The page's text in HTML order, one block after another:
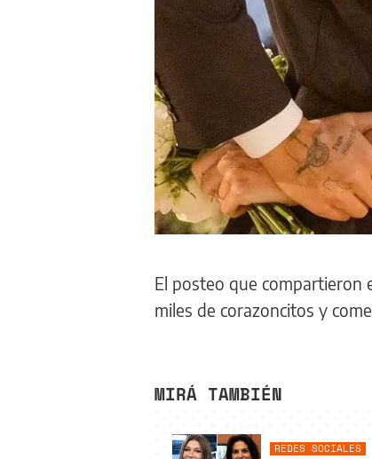
El posteo que compartieron
miles de corazoncitos y
MIRÁ TAMBIÉN
REDES SOCIALES